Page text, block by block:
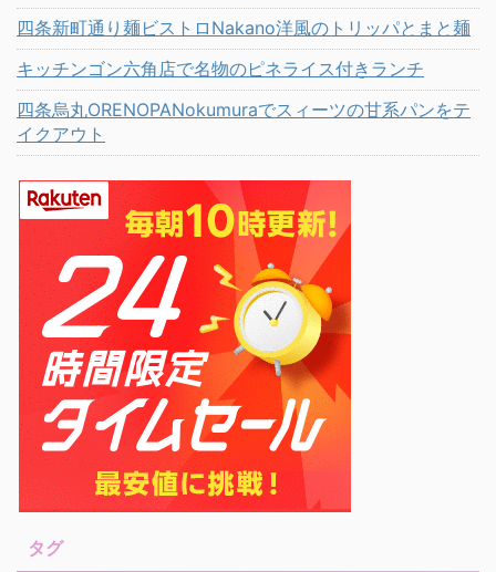
四条新町通り麺ビストロNakano洋風のトリッパとまと麺
キッチンゴン六角店で名物のピネライス付きランチ
四条烏丸ORENOPANokumuraでスィーツの甘系パンをテ
イクアウト
タグ